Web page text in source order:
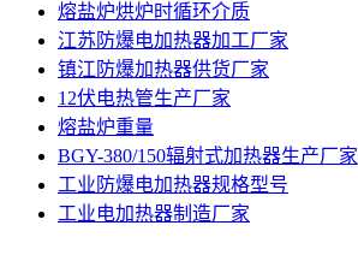
熔盐炉烘炉时循环介质
江苏防爆电加热器加工厂家
镇江防爆加热器供货厂家
12伏电热管生产厂家
熔盐炉重量
BGY-380/150辐射式加热器生产厂家
工业防爆电加热器规格型号
工业电加热器制造厂家